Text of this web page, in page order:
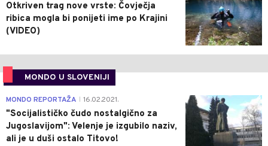
Otkriven trag nove vrste: Čovječja
ribica mogla bi ponijeti ime po Krajini
(VIDEO)
MONDO U SLOVENIJI
4
MONDO REPORTAŽA 16.02.2021.
"Socijalističko čudo nostalgično za
Jugoslavijom": Velenje je izgubilo naziv,
ali je u duši ostalo Titovo!